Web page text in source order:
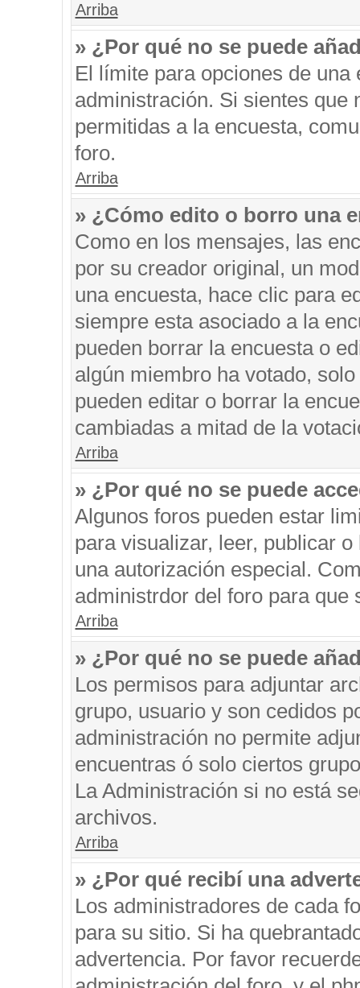
Arriba
» ¿Por qué no se puede
El límite para opciones de una
administración. Si sientes que
permitidas a la encuesta,
foro.
Arriba
» ¿Cómo edito o borro una
Como en los mensajes, las
por su creador original, un
una encuesta, hace clic para
siempre esta asociado a la
pueden borrar la encuesta o
algún miembro ha votado,
pueden editar o borrar la
cambiadas a mitad de la
Arriba
» ¿Por qué no se puede
Algunos foros pueden estar
para visualizar, leer, publicar
una autorización especial.
administrdor del foro para que
Arriba
» ¿Por qué no se puede
Los permisos para adjuntar
grupo, usuario y son cedidos
administración no permite
encuentras ó solo ciertos
La Administración si no está
archivos.
Arriba
» ¿Por qué recibí una
Los administradores de cada
para su sitio. Si ha
advertencia. Por favor